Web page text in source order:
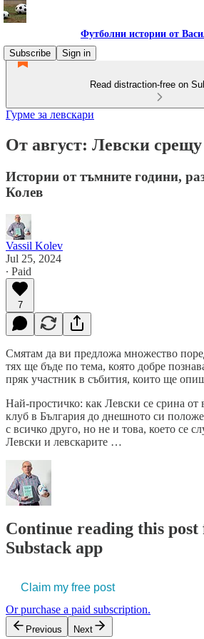
Футболни истории от
Subscribe
Sign in
Read distraction-free on
Гурме за левскари
От август: Левски срещу
Истории от тъмните години,
Колев
Vassil Kolev
Jul 25, 2024
∙ Paid
7
Смятам да ви предложа множество
тях ще бъде по тема, която добре
пряк участник в събития, които ще
Най-простичко: как Левски се срина от
клуб в България до днешното си
с всичко друго, но не и това, което се
Левски и левскарите …
Continue reading this
Substack app
Claim my free post
Or purchase a paid subscription.
Previous Next